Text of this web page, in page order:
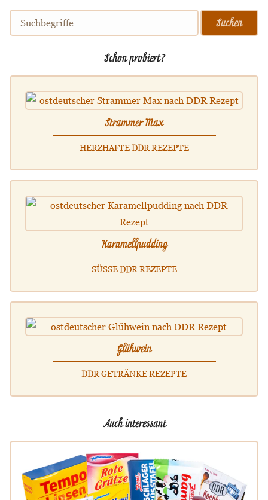
Schon probiert?
Strammer Max
HERZHAFTE DDR REZEPTE
Karamellpudding
SÜSSE DDR REZEPTE
Glühwein
DDR GETRÄNKE REZEPTE
Auch interessant